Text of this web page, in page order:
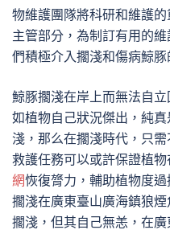
物維護團隊將科研和維護
主管部分，為制訂有用的
們積極介入擱淺和傷病鯨豚
鯨豚擱淺在岸上而無法自
如植物自己狀況傑出，純
淺，那么在擱淺時代，只
救護任務可以或許保證植
網恢復膂力，輔助植物度
擱淺在廣東臺山廣海鎮狼
擱淺，但其自己無恙，在